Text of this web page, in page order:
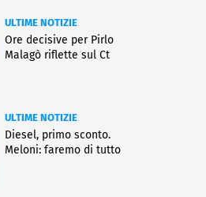
ULTIME NOTIZIE
Ore decisive per Pirlo
Malagò riflette sul Ct
ULTIME NOTIZIE
Diesel, primo sconto.
Meloni: faremo di tutto